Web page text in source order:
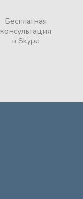
Бесплатная
консультация
в Skype